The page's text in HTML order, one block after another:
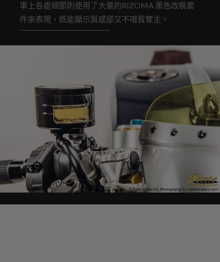
車上各處細節則使用了大量的RIZOMA 黑色改裝套
件來表現，既能顯示質感卻又不喧賓奪主。